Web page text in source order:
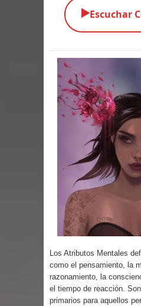
Parte 02: Los
Parte 02: El
Parte 06:
Parte 05: Los
Parte 04:
Parte 03: La
Parte 02:
Parte 02: Un
▶️Escuchar
Los Atributos Mentales
como el pensamiento, la
razonamiento, la
el tiempo de reacción.
primarios para aquellos